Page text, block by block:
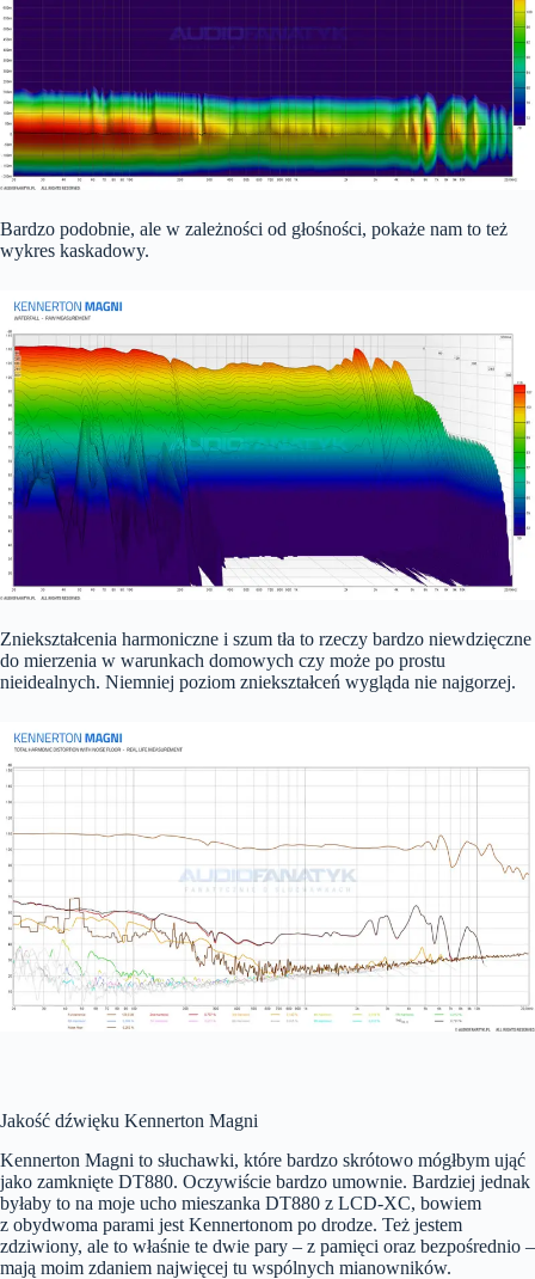
Bardzo podobnie, ale w zależności od głośności, pokaże nam to też
wykres kaskadowy.
Zniekształcenia harmoniczne i szum tła to rzeczy bardzo niewdzięczne
do mierzenia w warunkach domowych czy może po prostu
nieidealnych. Niemniej poziom zniekształceń wygląda nie najgorzej.
Jakość dźwięku Kennerton Magni
Kennerton Magni to słuchawki, które bardzo skrótowo mógłbym ująć
jako zamknięte DT880. Oczywiście bardzo umownie. Bardziej jednak
byłaby to na moje ucho mieszanka DT880 z LCD-XC, bowiem
z obydwoma parami jest Kennertonom po drodze. Też jestem
zdziwiony, ale to właśnie te dwie pary – z pamięci oraz bezpośrednio –
mają moim zdaniem najwięcej tu wspólnych mianowników.